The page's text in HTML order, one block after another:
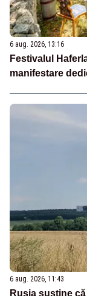
6 aug. 2026, 13:16
Festivalul
manifestare
6 aug. 2026, 11:43
Rusia susține